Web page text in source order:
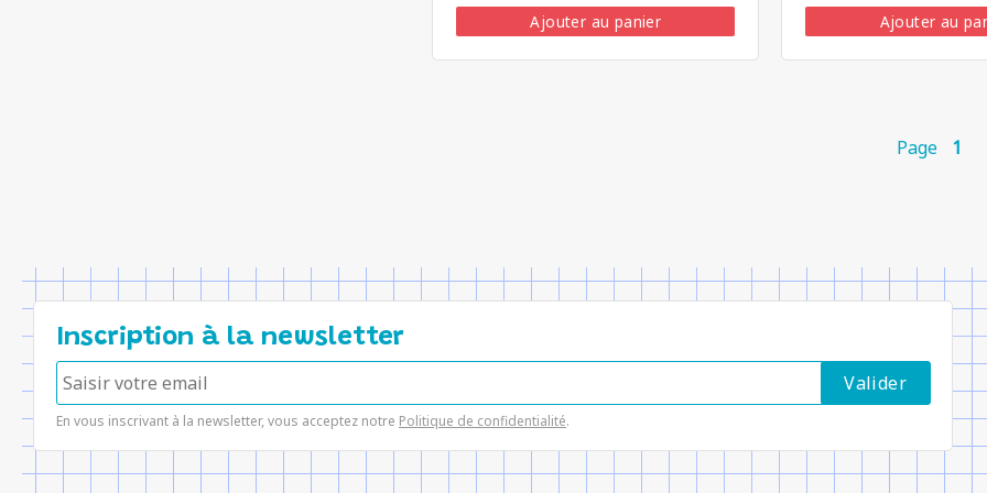
Ajouter au panier Ajouter au
Page 1
Inscription à la newsletter
En vous inscrivant à la newsletter, vous acceptez notre Politique de confidentialité.